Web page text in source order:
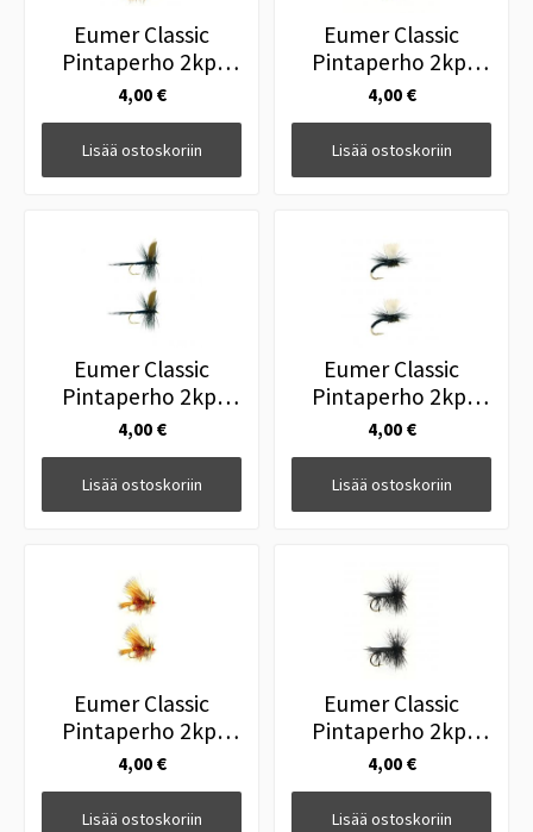
Eumer Classic
Pintaperho 2kpl
ElkwingCaddis Olive
#12
4,00 €
Lisää ostoskoriin
Eumer Classic
Pintaperho 2kpl
ElkwingCaddis Tan
#10
4,00 €
Lisää ostoskoriin
Eumer Classic
Pintaperho 2kpl
Classic Black Gnat
#12
4,00 €
Lisää ostoskoriin
Eumer Classic
Pintaperho 2kpl
Classic Klink Black
#14
4,00 €
Lisää ostoskoriin
Eumer Classic
Pintaperho 2kpl
Classic Stimulator
Yellow #12
4,00 €
Lisää ostoskoriin
Eumer Classic
Pintaperho 2kpl
Classic Sedge Black
Italy #10
4,00 €
Lisää ostoskoriin